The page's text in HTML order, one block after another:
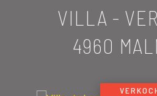
VILLA -
4960